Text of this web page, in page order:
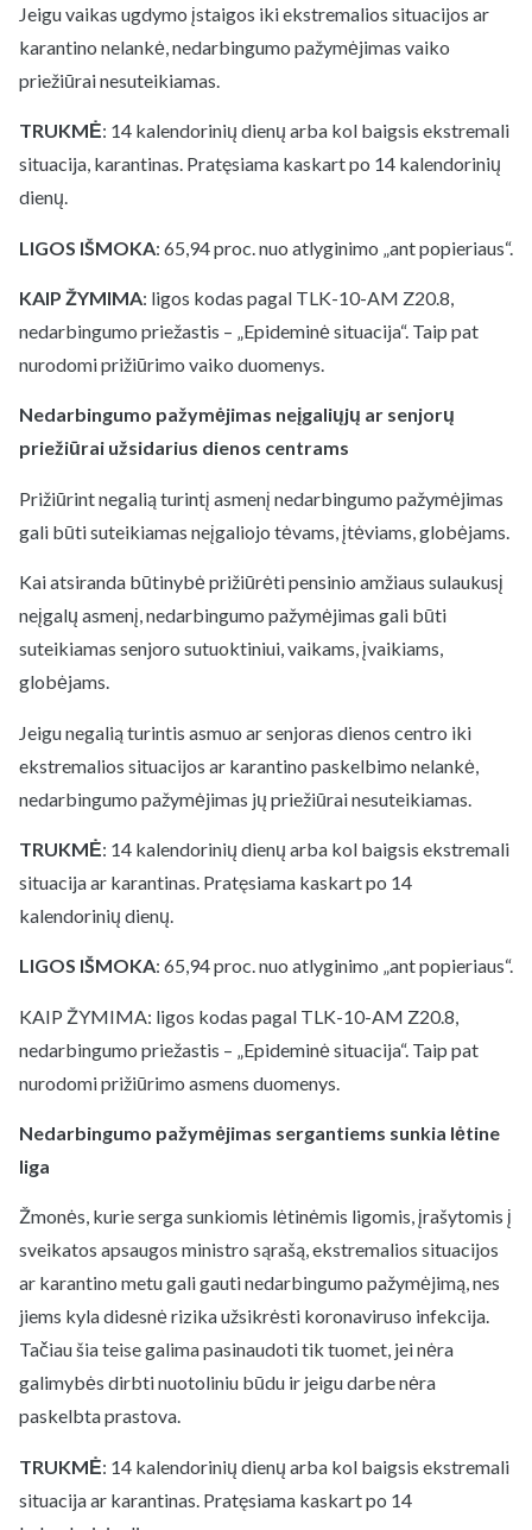
Jeigu vaikas ugdymo įstaigos iki ekstremalios situacijos ar
karantino nelankė, nedarbingumo pažymėjimas vaiko
priežiūrai nesuteikiamas.
TRUKMĖ: 14 kalendorinių dienų arba kol baigsis ekstremali
situacija, karantinas. Pratęsiama kaskart po 14 kalendorinių
dienų.
LIGOS IŠMOKA: 65,94 proc. nuo atlyginimo „ant popieriaus“.
KAIP ŽYMIMA: ligos kodas pagal TLK-10-AM Z20.8,
nedarbingumo priežastis – „Epideminė situacija“. Taip pat
nurodomi prižiūrimo vaiko duomenys.
Nedarbingumo pažymėjimas neįgaliųjų ar senjorų
priežiūrai užsidarius dienos centrams
Prižiūrint negalią turintį asmenį nedarbingumo pažymėjimas
gali būti suteikiamas neįgaliojo tėvams, įtėviams, globėjams.
Kai atsiranda būtinybė prižiūrėti pensinio amžiaus sulaukusį
neįgalų asmenį, nedarbingumo pažymėjimas gali būti
suteikiamas senjoro sutuoktiniui, vaikams, įvaikiams,
globėjams.
Jeigu negalią turintis asmuo ar senjoras dienos centro iki
ekstremalios situacijos ar karantino paskelbimo nelankė,
nedarbingumo pažymėjimas jų priežiūrai nesuteikiamas.
TRUKMĖ: 14 kalendorinių dienų arba kol baigsis ekstremali
situacija ar karantinas. Pratęsiama kaskart po 14
kalendorinių dienų.
LIGOS IŠMOKA: 65,94 proc. nuo atlyginimo „ant popieriaus“.
KAIP ŽYMIMA: ligos kodas pagal TLK-10-AM Z20.8,
nedarbingumo priežastis – „Epideminė situacija“. Taip pat
nurodomi prižiūrimo asmens duomenys.
Nedarbingumo pažymėjimas sergantiems sunkia lėtine
liga
Žmonės, kurie serga sunkiomis lėtinėmis ligomis, įrašytomis į
sveikatos apsaugos ministro sąrašą, ekstremalios situacijos
ar karantino metu gali gauti nedarbingumo pažymėjimą, nes
jiems kyla didesnė rizika užsikrėsti koronaviruso infekcija.
Tačiau šia teise galima pasinaudoti tik tuomet, jei nėra
galimybės dirbti nuotoliniu būdu ir jeigu darbe nėra
paskelbta prastova.
TRUKMĖ: 14 kalendorinių dienų arba kol baigsis ekstremali
situacija ar karantinas. Pratęsiama kaskart po 14